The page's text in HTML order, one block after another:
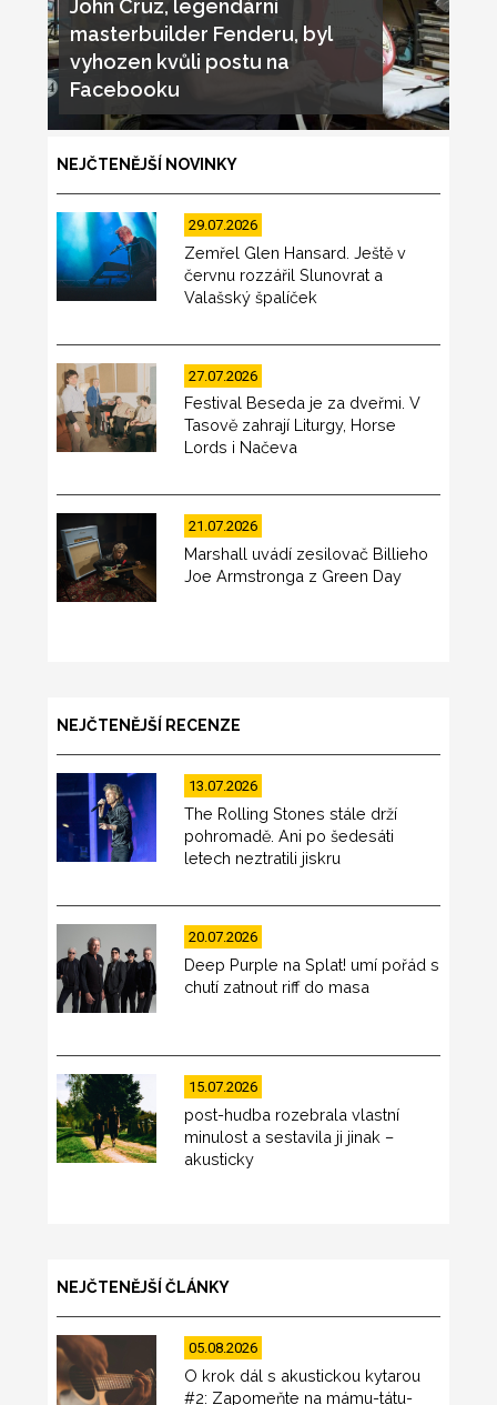
John Cruz, legendární
masterbuilder Fenderu, byl
vyhozen kvůli postu na
Facebooku
NEJČTENĚJŠÍ NOVINKY
29.07.2026
Zemřel Glen Hansard. Ještě v
červnu rozzářil Slunovrat a
Valašský špalíček
27.07.2026
Festival Beseda je za dveřmi. V
Tasově zahrají Liturgy, Horse
Lords i Načeva
21.07.2026
Marshall uvádí zesilovač Billieho
Joe Armstronga z Green Day
NEJČTENĚJŠÍ RECENZE
13.07.2026
The Rolling Stones stále drží
pohromadě. Ani po šedesáti
letech neztratili jiskru
20.07.2026
Deep Purple na Splat! umí pořád s
chutí zatnout riff do masa
15.07.2026
post-hudba rozebrala vlastní
minulost a sestavila ji jinak –
akusticky
NEJČTENĚJŠÍ ČLÁNKY
05.08.2026
O krok dál s akustickou kytarou
#2: Zapomeňte na mámu-tátu-